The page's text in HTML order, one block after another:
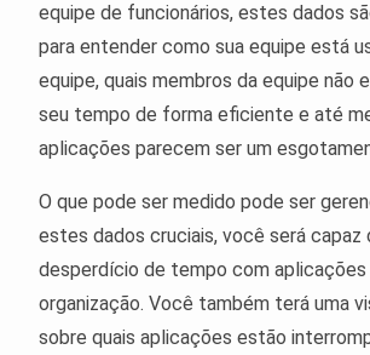
equipe de funcionários, estes dados
para entender como sua equipe está
equipe, quais membros da equipe não
seu tempo de forma eficiente e até
aplicações parecem ser um
O que pode ser medido pode ser
estes dados cruciais, você será capaz
desperdício de tempo com aplicações
organização. Você também terá uma
sobre quais aplicações estão